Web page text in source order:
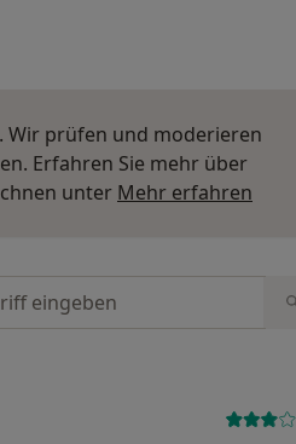
Wir prüfen und moderieren
Erfahren Sie mehr über
unter Mehr erfahren
durchsuchen